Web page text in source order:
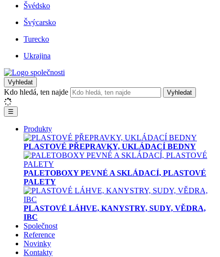
Švédsko
Švýcarsko
Turecko
Ukrajina
Vyhledat
Kdo hledá, ten najde Vyhledat
☰
Produkty
PLASTOVÉ PŘEPRAVKY, UKLÁDACÍ BEDNY
PALETOBOXY PEVNÉ A SKLÁDACÍ, PLASTOVÉ
PALETY
PLASTOVÉ LÁHVE, KANYSTRY, SUDY, VĚDRA,
IBC
Společnost
Reference
Novinky
Kontakty